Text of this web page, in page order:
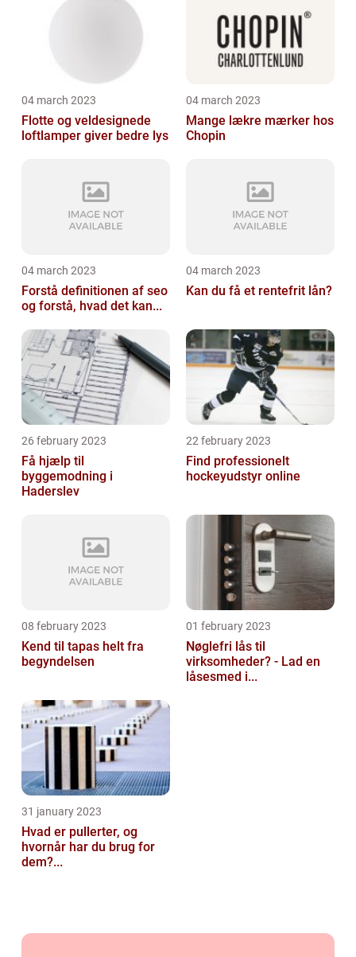
04 march 2023
Flotte og veldesignede
loftlamper giver bedre lys
04 march 2023
Mange lækre mærker hos
Chopin
04 march 2023
Forstå definitionen af seo
og forstå, hvad det kan...
04 march 2023
Kan du få et rentefrit lån?
26 february 2023
Få hjælp til
byggemodning i
Haderslev
22 february 2023
Find professionelt
hockeyudstyr online
08 february 2023
Kend til tapas helt fra
begyndelsen
01 february 2023
Nøglefri lås til
virksomheder? - Lad en
låsesmed i...
31 january 2023
Hvad er pullerter, og
hvornår har du brug for
dem?...